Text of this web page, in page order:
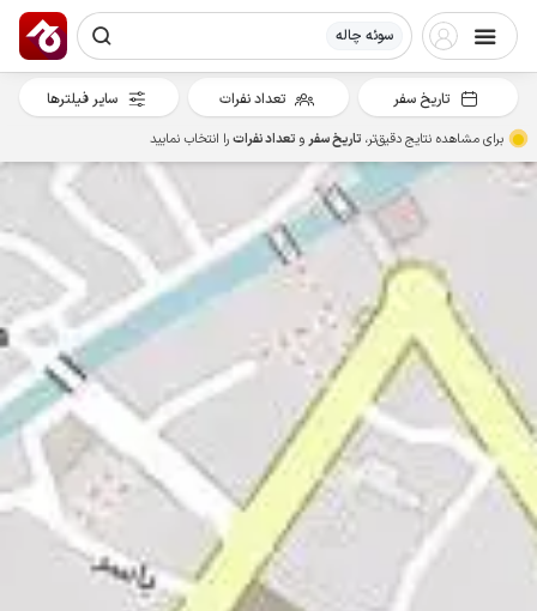
سوئه چاله
تاریخ سفر تعداد نفرات سایر فیلترها
برای مشاهده نتایج دقیق‌تر، تاریخ سفرو تعداد نفراترا انتخاب نمایید